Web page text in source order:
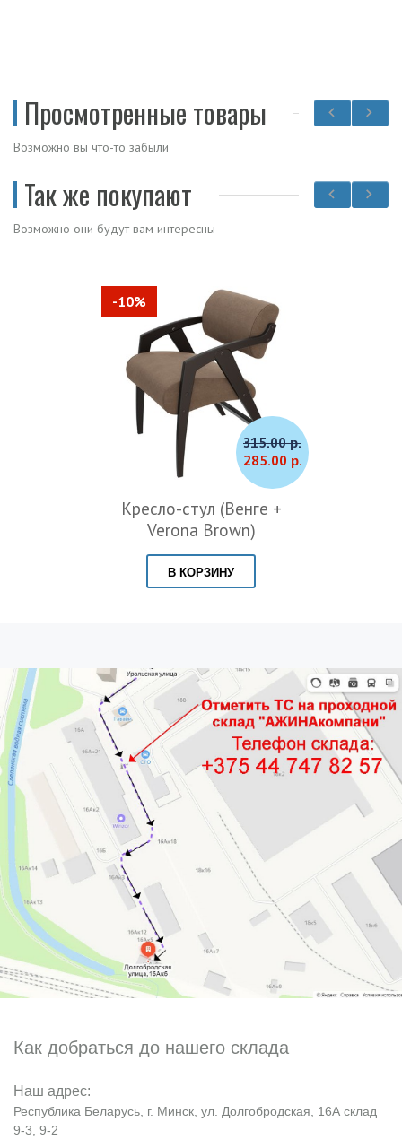
Просмотренные товары
Возможно вы что-то забыли
Так же покупают
Возможно они будут вам интересны
315.00 р.
285.00 р.
-10%
Кресло-стул (Венге +
Verona Brown)
В КОРЗИНУ
Как добраться до нашего склада
Наш адрес:
Республика Беларусь, г. Минск, ул. Долгобродская, 16А склад
9-3, 9-2